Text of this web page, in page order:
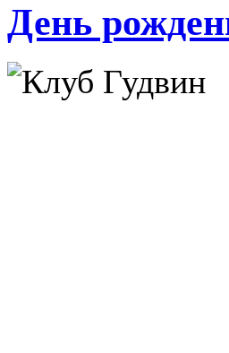
День